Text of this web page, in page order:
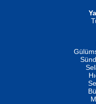
İSMAİL OKUTAN
Erkeklerin Kahrolması
Evvel Zaman Tanrıçası...